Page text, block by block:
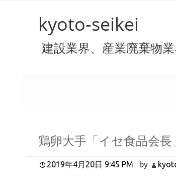
kyoto-seikei
建設業界、産業廃棄物
鶏卵大手「イセ食品会長
2019年4月20日 9:45 PM by